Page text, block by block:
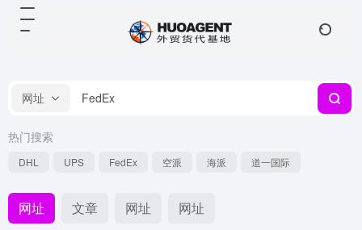
网址
热门搜索
DHL UPS FedEx 空派 海派 道一国际
网址 文章 网址 网址